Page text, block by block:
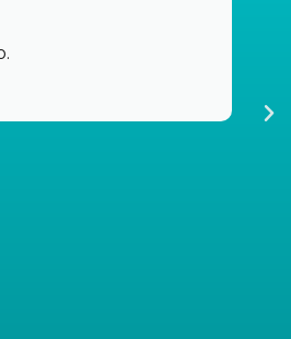
às suas necessidades e